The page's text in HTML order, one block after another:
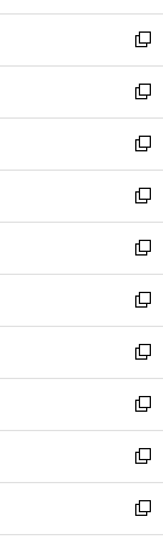
開
く
ウ
で
開
く
ン
ド
ウ
で
開
く
ウ
ィ
ン
ド
ウ
で
開
く
新
し
い
ウ
ィ
ン
ド
ウ
で
開
く
新
し
い
ウ
ィ
ン
ド
ウ
で
開
く
新
し
い
ウ
ィ
ン
ド
ウ
で
開
く
新
し
い
ウ
ィ
ン
ド
ウ
で
開
く
新
し
い
ウ
ィ
ン
ド
ウ
で
開
く
新
し
い
ウ
ィ
ン
ド
ウ
で
開
新
し
い
ウ
ィ
ン
ド
ウ
新
し
い
ウ
ィ
ン
新
し
い
ウ
新
し